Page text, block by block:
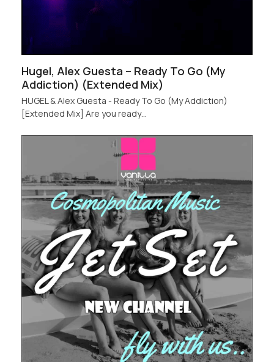
Hugel, Alex Guesta – Ready To Go (My
Addiction) (Extended Mix)
HUGEL & Alex Guesta - Ready To Go (My Addiction)
[Extended Mix] Are you ready…